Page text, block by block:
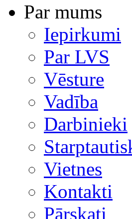
Par mums
Iepirkumi
Par LVS
Vēsture
Vadība
Darbinieki
Vietnes
Kontakti
Pārskati